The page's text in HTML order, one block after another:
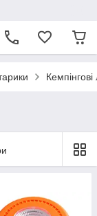
Кемпінгові